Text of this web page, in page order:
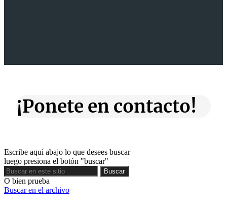
¡Ponete en contacto!
Escribe aquí abajo lo que desees buscar
luego presiona el botón "buscar"
Buscar
Buscar
O bien prueba
Buscar en el archivo